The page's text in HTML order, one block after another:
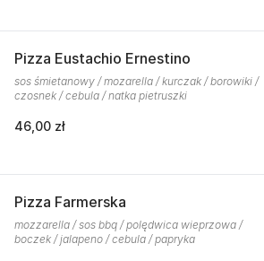
Pizza Eustachio Ernestino
sos śmietanowy / mozarella / kurczak / borowiki /
czosnek / cebula / natka pietruszki
46,00 zł
Pizza Farmerska
mozzarella / sos bbq / polędwica wieprzowa /
boczek / jalapeno / cebula / papryka